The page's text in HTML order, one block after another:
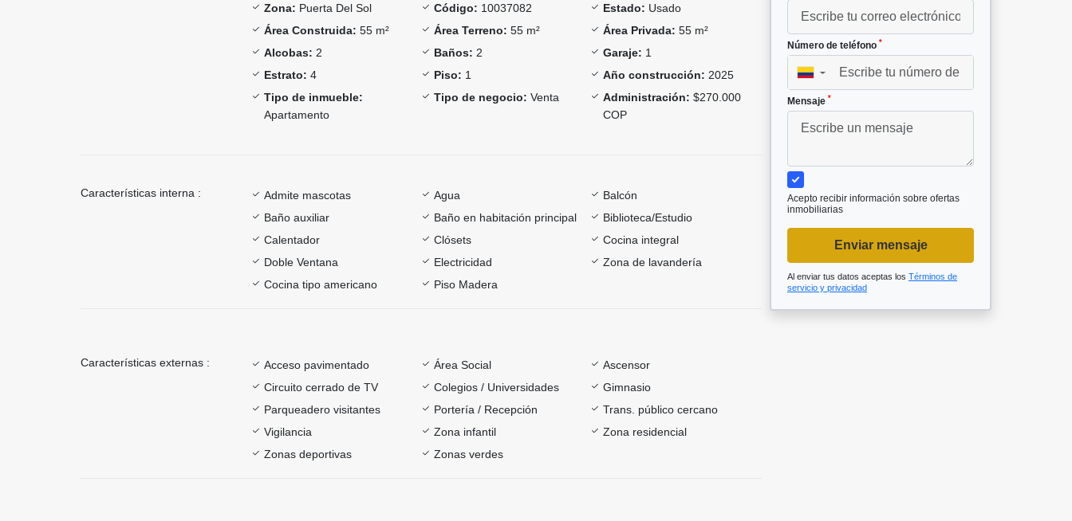
Zona: Puerta Del Sol Código: 10037082 Estado: Usado
Área Construida: 55 m² Área Terreno: 55 m² Área Privada: 55 m²
Alcobas: 2 Baños: 2 Garaje: 1
Estrato: 4 Piso: 1 Año construcción: 2025
Tipo de inmueble:
Apartamento
Tipo de negocio: Venta Administración: $270.000
COP
Características interna : Admite mascotas Agua
Balcón
Baño auxiliar
Baño en habitación principal
Biblioteca/Estudio
Calentador
Clósets
Cocina integral
Doble Ventana
Electricidad
Zona de lavandería
Cocina tipo americano
Piso Madera
Características externas : Acceso pavimentado Área Social
Ascensor
Circuito cerrado de TV
Colegios / Universidades
Gimnasio
Parqueadero visitantes
Portería / Recepción
Trans. público cercano
Vigilancia
Zona infantil
Zona residencial
Zonas deportivas
Zonas verdes
Número de teléfono *
▼
Mensaje *
Acepto recibir información sobre ofertas
inmobiliarias
Enviar mensaje
Al enviar tus datos aceptas los Términos de
servicio y privacidad